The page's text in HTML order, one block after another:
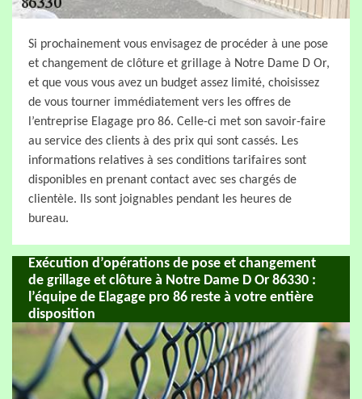
Si prochainement vous envisagez de procéder à une pose
et changement de clôture et grillage à Notre Dame D Or,
et que vous vous avez un budget assez limité, choisissez
de vous tourner immédiatement vers les offres de
l’entreprise Elagage pro 86. Celle-ci met son savoir-faire
au service des clients à des prix qui sont cassés. Les
informations relatives à ses conditions tarifaires sont
disponibles en prenant contact avec ses chargés de
clientèle. Ils sont joignables pendant les heures de
bureau.
Exécution d’opérations de pose et changement
de grillage et clôture à Notre Dame D Or 86330 :
l’équipe de Elagage pro 86 reste à votre entière
disposition